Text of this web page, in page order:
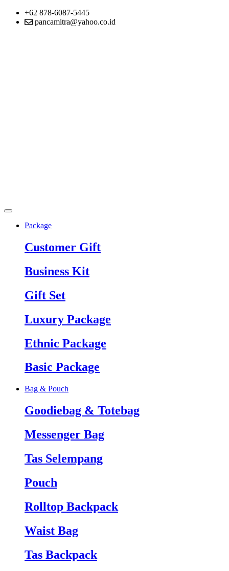
+62 878-6087-5445
pancamitra@yahoo.co.id
Package
Customer Gift
Business Kit
Gift Set
Luxury Package
Ethnic Package
Basic Package
Bag & Pouch
Goodiebag & Totebag
Messenger Bag
Tas Selempang
Pouch
Rolltop Backpack
Waist Bag
Tas Backpack